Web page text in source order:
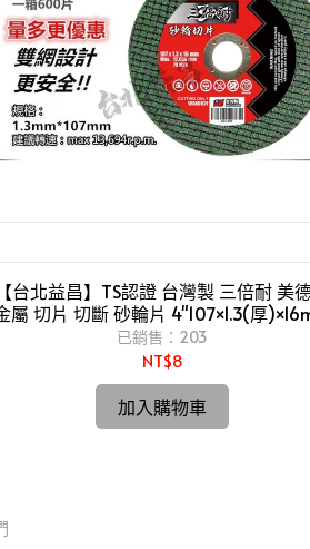
【台北益昌】TS認證 台灣製 三倍耐 美
屬 切片 切斷 砂輪片 4"107×1.3(厚
雙網 安全
已銷售：203
NT$8
加入購物車